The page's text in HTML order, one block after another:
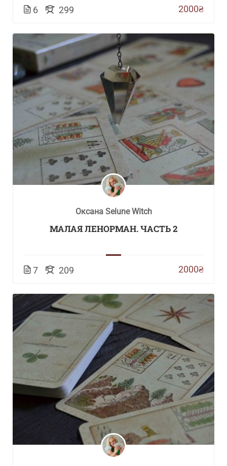
6 299 2000₴
Оксана Selune Witch
МАЛАЯ ЛЕНОРМАН. ЧАСТЬ 2
7 209 2000₴